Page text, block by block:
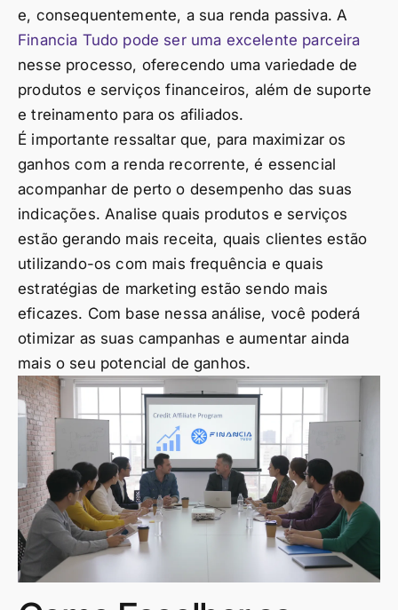
e, consequentemente, a sua renda passiva. A
Financia Tudo pode ser uma excelente parceira
nesse processo, oferecendo uma variedade de
produtos e serviços financeiros, além de suporte
e treinamento para os afiliados.
É importante ressaltar que, para maximizar os
ganhos com a renda recorrente, é essencial
acompanhar de perto o desempenho das suas
indicações. Analise quais produtos e serviços
estão gerando mais receita, quais clientes estão
utilizando-os com mais frequência e quais
estratégias de marketing estão sendo mais
eficazes. Com base nessa análise, você poderá
otimizar as suas campanhas e aumentar ainda
mais o seu potencial de ganhos.